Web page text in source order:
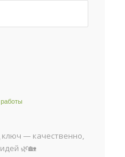
— качественно,
🌿🏡